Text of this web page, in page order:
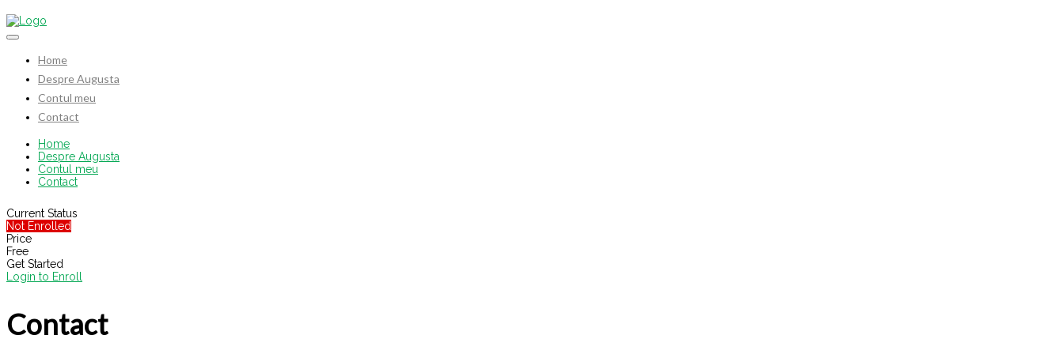
Home
Despre Augusta
Contul meu
Contact
Home
Despre Augusta
Contul meu
Contact
Current Status
Not Enrolled
Price
Free
Get Started
Login to Enroll
Contact